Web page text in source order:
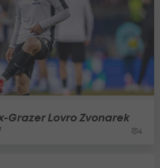
Grazer Lovro Zvonarek
4